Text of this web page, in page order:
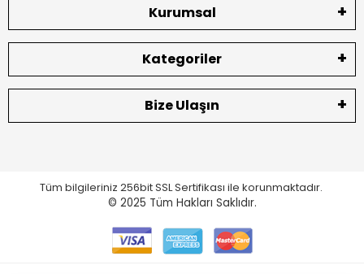
Kurumsal
Kategoriler
Bize Ulaşın
Tüm bilgileriniz 256bit SSL Sertifikası ile korunmaktadır.
© 2025 Tüm Hakları Saklıdır.